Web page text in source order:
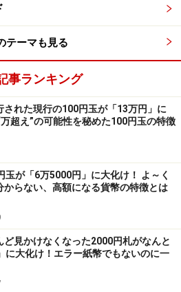
ムが付く可能性が高いです。た
るものなどは価値がぐっと下が
たらできるだけ触らずに保管す
部分がすべて同じ数字の“ゾロ
にATMなどで出てくることがあ
もらう時は番号をチェックして
Lot番号：547 津田梅子5000円
です。最新の内容をご確認くださ
テーマも見る
事ランキング
された現行の100円玉が「13万円」に
超え”の可能性を秘めた100円玉の特徴
玉が「6万5000円」に大化け！ よ～く
からない、高額になる貨幣の特徴とは
ど見かけなくなった2000円札がなんと
に大化け！エラー紙幣でもないのに一